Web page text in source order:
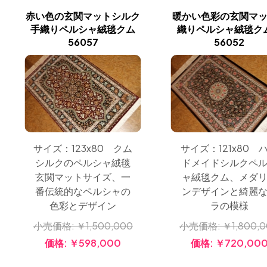
赤い色の玄関マットシルク
手織りペルシャ絨毯クム
56057
サイズ：123x80 クム
シルクのペルシャ絨毯
玄関マットサイズ、一
番伝統的なペルシャの
色彩とデザイン
小売価格:￥1,500,000
価格: ￥598,000
暖かい色彩の玄関マ
織りペルシャ絨毯ク
56052
サイズ：121x80
ドメイドシルクペ
ャ絨毯クム、メダ
ンデザインと綺麗
ラの模様
小売価格:￥
価格: ￥